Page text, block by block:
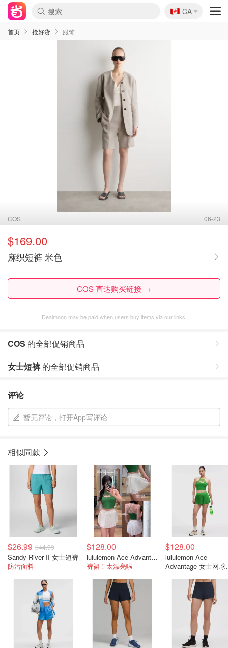
🇨🇦
CA
首页 抢好货 服饰
COS 06-23
$169.00
麻织短裤 米色
COS 直达购买链接 →
Dealmoon may be paid when users buy items via our links.
COS 的全部促销商品
女士短裤 的全部促销商品
评论
暂无评论，打开App写评论
相似同款
$26.99 $44.99
Sandy River II 女士短裤
防污面料
$128.00
lululemon Ace Advantage 女士高腰运动短裤 5cm
裤裙！太漂亮啦
$128.00
lululemon Ace
Advantage 女士网球